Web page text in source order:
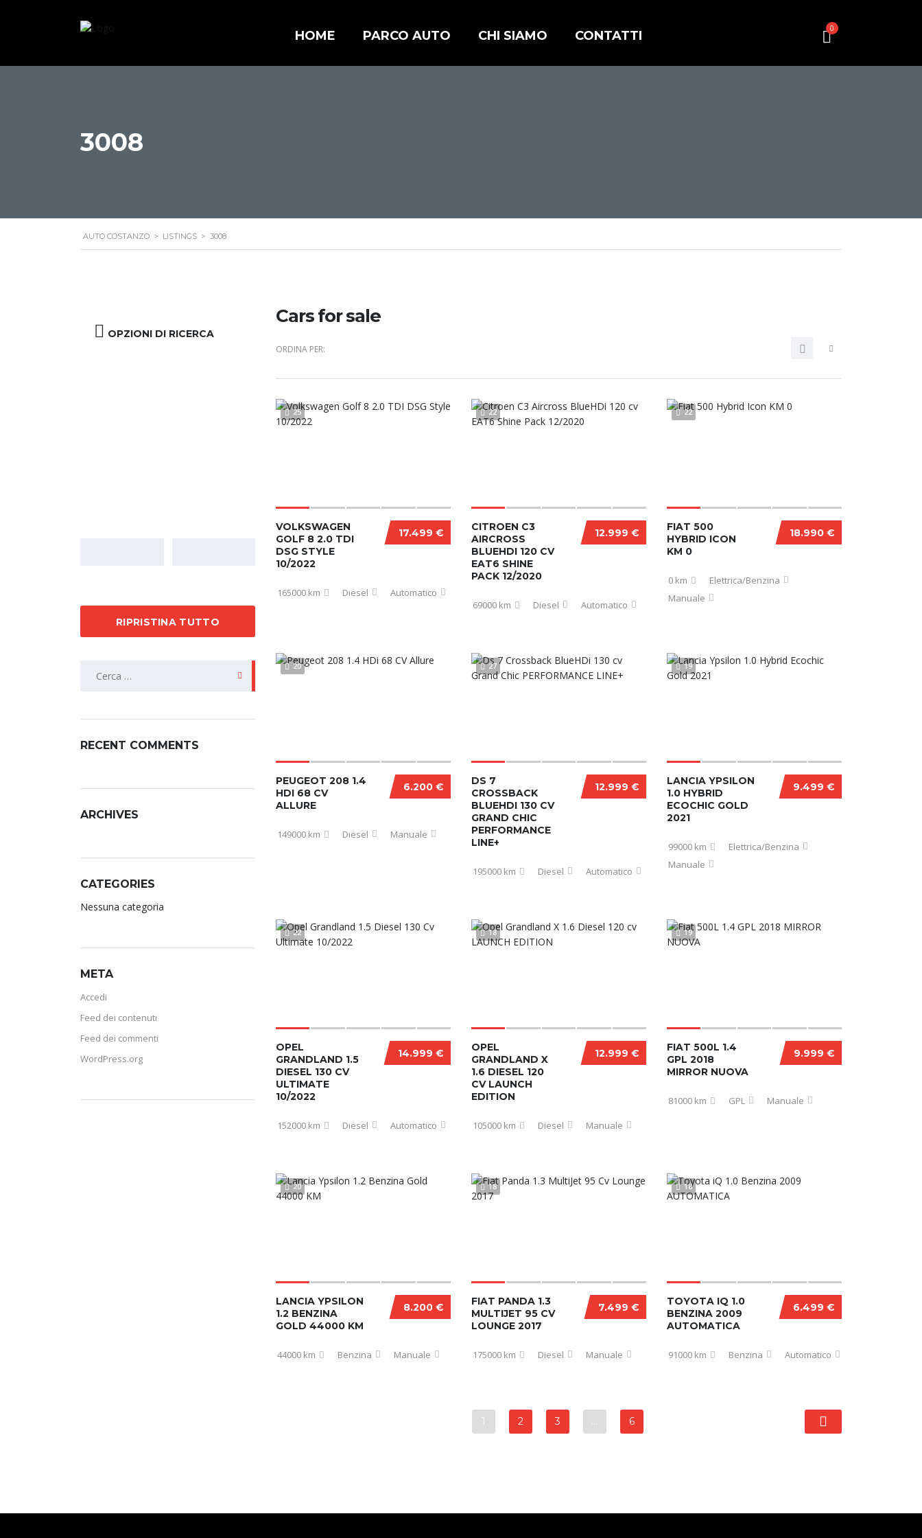
0
HOME PARCO AUTO CHI SIAMO CONTATTI
3008
AUTO COSTANZO > LISTINGS > 3008
OPZIONI DI RICERCA
RIPRISTINA TUTTO
RECENT COMMENTS
ARCHIVES
CATEGORIES
Nessuna categoria
META
Accedi
Feed dei contenuti
Feed dei commenti
WordPress.org
Cars for sale
ORDINA PER:
25
17.499 €
VOLKSWAGEN
GOLF 8 2.0 TDI
DSG STYLE
10/2022
165000 km Diesel Automatico
22
12.999 €
CITROEN C3
AIRCROSS
BLUEHDI 120 CV
EAT6 SHINE
PACK 12/2020
69000 km Diesel Automatico
22
18.990 €
FIAT 500
HYBRID ICON
KM 0
0 km
Elettrica/Benzina
Manuale
20
6.200 €
PEUGEOT 208 1.4
HDI 68 CV
ALLURE
149000 km Diesel Manuale
27
12.999 €
DS 7
CROSSBACK
BLUEHDI 130 CV
GRAND CHIC
PERFORMANCE
LINE+
195000 km Diesel Automatico
19
9.499 €
LANCIA YPSILON
1.0 HYBRID
ECOCHIC GOLD
2021
99000 km
Elettrica/Benzina
Manuale
22
14.999 €
OPEL
GRANDLAND 1.5
DIESEL 130 CV
ULTIMATE
10/2022
152000 km Diesel Automatico
18
12.999 €
OPEL
GRANDLAND X
1.6 DIESEL 120
CV LAUNCH
EDITION
105000 km Diesel Manuale
19
9.999 €
FIAT 500L 1.4
GPL 2018
MIRROR NUOVA
81000 km GPL Manuale
20
8.200 €
LANCIA YPSILON
1.2 BENZINA
GOLD 44000 KM
44000 km Benzina Manuale
18
7.499 €
FIAT PANDA 1.3
MULTIJET 95 CV
LOUNGE 2017
175000 km Diesel Manuale
18
6.499 €
TOYOTA IQ 1.0
BENZINA 2009
AUTOMATICA
91000 km Benzina Automatico
1 2 3 … 6